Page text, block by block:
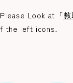
Please Look at「
f the left icons.